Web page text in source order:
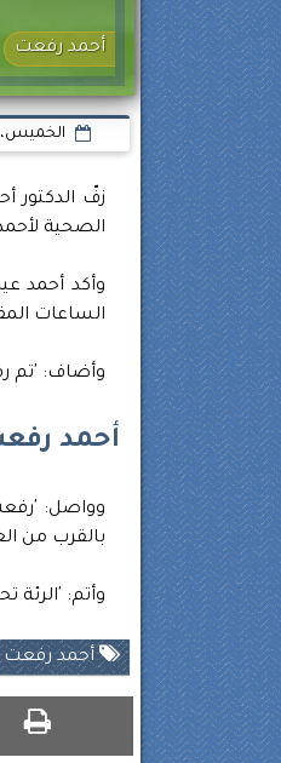
أحمد رفعت
الخميس، 21 مارس 2024
زفّ الدكتور
الصحية
وأكد أحمد
الساعات
وأضاف: 'تم
أحمد
بالقرب من
وأتم:
أحمد رفعت